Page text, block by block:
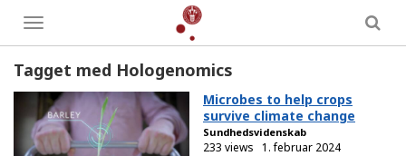
Toggle
menu
Tagget med Hologenomics
Microbes to help crops
survive climate change
Sundhedsvidenskab
233 views 1. februar 2024